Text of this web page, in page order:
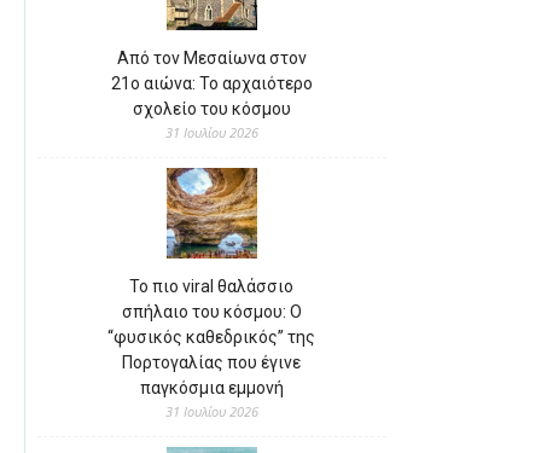
Από τον Μεσαίωνα στον
21ο αιώνα: Το αρχαιότερο
σχολείο του κόσμου
31 Ιουλίου 2026
Το πιο viral θαλάσσιο
σπήλαιο του κόσμου: Ο
“φυσικός καθεδρικός” της
Πορτογαλίας που έγινε
παγκόσμια εμμονή
31 Ιουλίου 2026